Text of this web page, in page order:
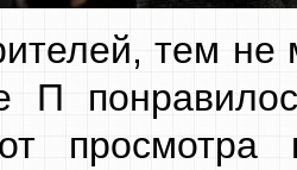
тем не
П
просмотра